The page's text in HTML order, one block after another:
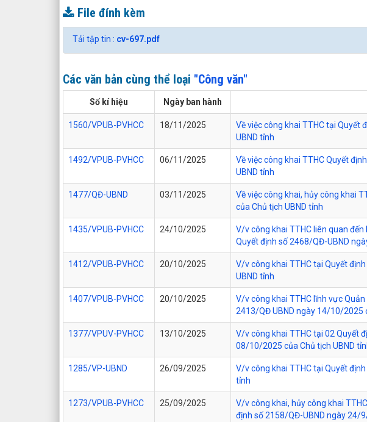
File đính kèm
Tải tập tin : cv-697.pdf
Các văn bản cùng thể loại "Công văn"
Số kí hiệu Ngày ban hành
1560/VPUB-PVHCC 18/11/2025
Về việc công khai TTHC tại
UBND tỉnh
1492/VPUB-PVHCC 06/11/2025
Về việc công khai TTHC Quyết
UBND tỉnh
1477/QĐ-UBND 03/11/2025
Về việc công khai, hủy công khai
của Chủ tịch UBND tỉnh
1435/VPUB-PVHCC 24/10/2025
V/v công khai TTHC liên quan
Quyết định số 2468/QĐ-UBND
1412/VPUB-PVHCC 20/10/2025
V/v công khai TTHC tại Quyết
UBND tỉnh
1407/VPUB-PVHCC 20/10/2025
V/v công khai TTHC lĩnh vực
2413/QĐ UBND ngày 14/10/2025
1377/VPUV-PVHCC 13/10/2025
V/v công khai TTHC tại 02 Quyết
08/10/2025 của Chủ tịch UBND
1285/VP-UBND 26/09/2025
V/v công khai TTHC tại Quyết
tỉnh
1273/VPUB-PVHCC 25/09/2025
V/v công khai, hủy công khai
định số 2158/QĐ-UBND ngày 24/